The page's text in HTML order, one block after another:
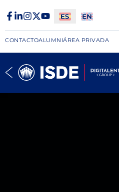
CONTACTOALUMNIÁREA PRIVADA​